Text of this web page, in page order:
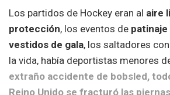
Los partidos de Hockey eran al aire
protección, los eventos de patinaje
vestidos de gala, los saltadores
la vida, había deportistas menores
extraño accidente de bobsled,
Reino Unido se fracturó las